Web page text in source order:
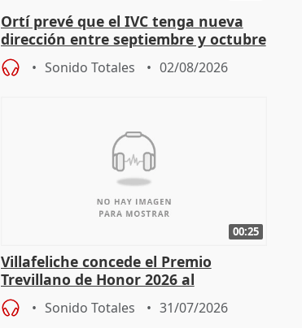
Ortí prevé que el IVC tenga nueva
dirección entre septiembre y octubre
Sonido Totales 02/08/2026
00:25
Villafeliche concede el Premio
Trevillano de Honor 2026 al
periodista Xabier Fortes
Sonido Totales 31/07/2026